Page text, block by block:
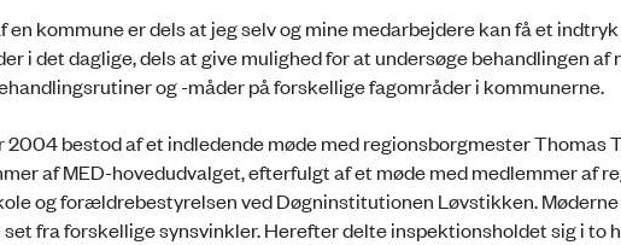
en kommune er dels at jeg selv og mine medarbejdere kan få et
i det daglige, dels at give mulighed for at undersøge behandlingen af
og -måder på forskellige fagområder i kommunerne.
2004 bestod af et indledende møde med regionsborgmester Thomas
af MED-hovedudvalget, efterfulgt af et møde med medlemmer af
og forældrebestyrelsen ved Døgninstitutionen Løvstikken.
fra forskellige synsvinkler. Herefter delte inspektionsholdet sig i to